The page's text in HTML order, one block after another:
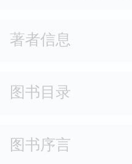
著者信息
图书目录
图书序言